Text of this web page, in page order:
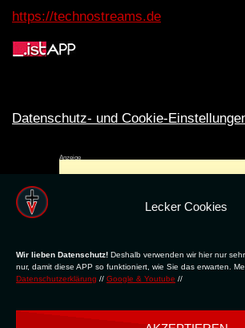
Lecker Cookies
Wir lieben Datenschutz! Deshalb verwenden wir hier nur
nur, damit diese APP so funktioniert, wie Sie das erwarten.
Datenschutzerklärung // Google & Youtube //
https://technostreams.de
Datenschutz- und Cookie-
Rechte ins All © 2024. Erstellt mit für die CLUBS und SZENE
Anzeige